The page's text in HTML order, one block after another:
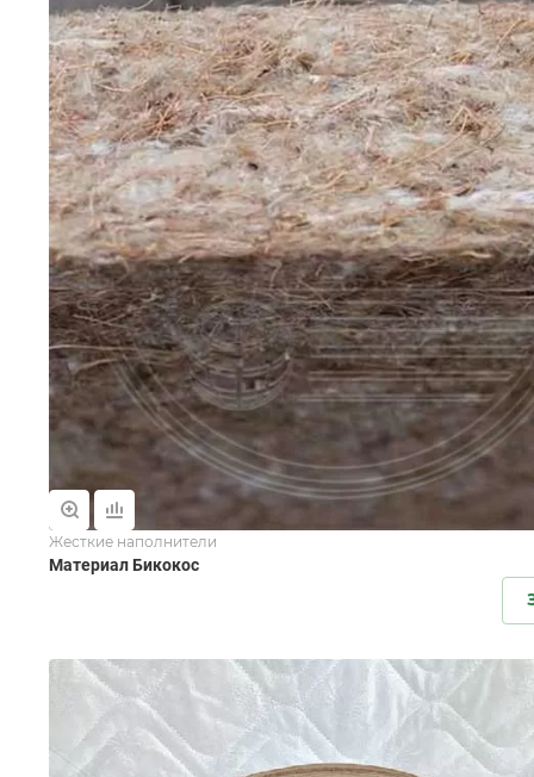
Жесткие наполнители
Материал Бикокос